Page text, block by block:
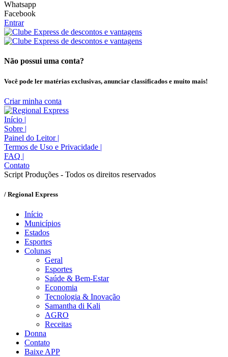
Whatsapp
Facebook
Entrar
Não possui uma conta?
Você pode ler matérias exclusivas, anunciar classificados e muito mais!
Criar minha conta
Início |
Sobre |
Painel do Leitor |
Termos de Uso e Privacidade |
FAQ |
Contato
Script Produções - Todos os direitos reservados
/ Regional Express
Início
Municípios
Estados
Esportes
Colunas
Geral
Esportes
Saúde & Bem-Estar
Economia
Tecnologia & Inovação
Samantha di Kali
AGRO
Receitas
Donna
Contato
Baixe APP